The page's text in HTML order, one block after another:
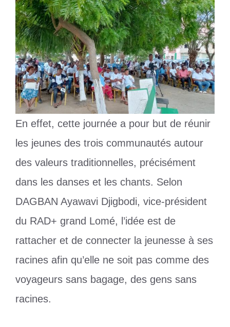
En effet, cette journée a pour but de réunir
les jeunes des trois communautés autour
des valeurs traditionnelles, précisément
dans les danses et les chants. Selon
DAGBAN Ayawavi Djigbodi, vice-président
du RAD+ grand Lomé, l’idée est de
rattacher et de connecter la jeunesse à ses
racines afin qu’elle ne soit pas comme des
voyageurs sans bagage, des gens sans
racines.